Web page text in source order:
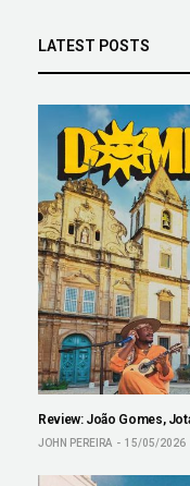
LATEST POSTS
Review: João Gomes,
JOHN PEREIRA 15/05/2026